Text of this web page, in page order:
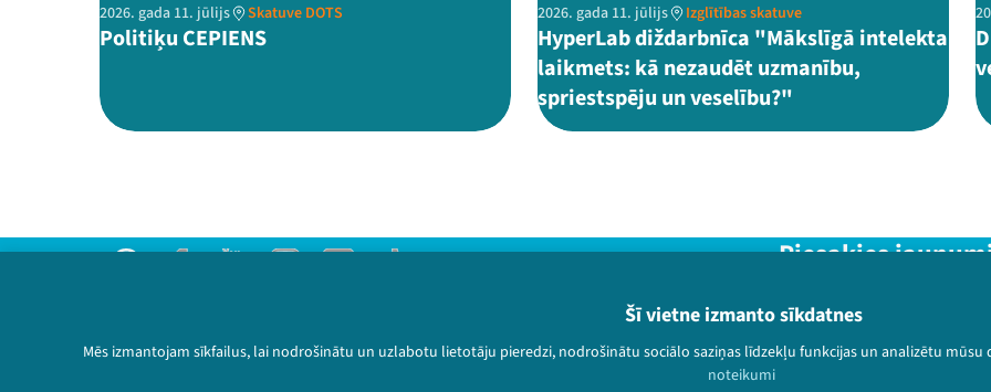
Šī vietne izmanto sīkdatnes
Mēs izmantojam sīkfailus, lai nodrošinātu un uzlabotu lietotāju pieredzi, nodrošinātu sociālo saziņas līdzekļu funkcijas un analizētu
noteikumi
2026. gada 11. jūlijs Skatuve DOTS
Politiķu CEPIENS
2026. gada 11. jūlijs Izglītības skatuve
HyperLab diždarbnīca "Mākslīgā intelekta
laikmets: kā nezaudēt uzmanību,
spriestspēju un veselību?"
Privātuma politika
Lietošanas noteikumi un sīkdatņu politika
Piesakies
Nepalaid garām aktuālāko